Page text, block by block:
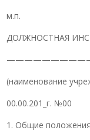
м.п.
ДОЛЖНОСТНАЯ
(наименование
00.00.201_г. №00
1. Общие положения